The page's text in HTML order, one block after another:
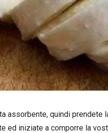
assorbente, quindi
ed iniziate a comporre la